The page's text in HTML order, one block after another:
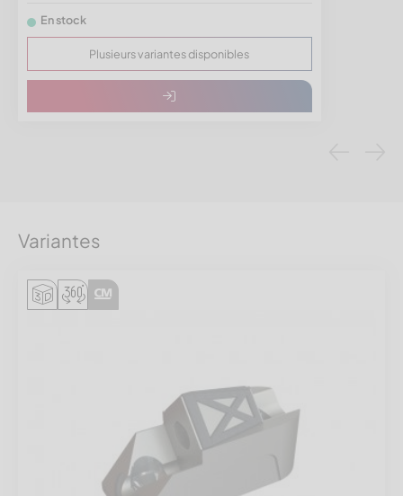
En stock
Plusieurs variantes disponibles
Variantes